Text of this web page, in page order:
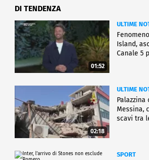
DI TENDENZA
01:52
ULTIME
Island,
Canale 5
02:18
ULTIME
Palazzina
Messina,
scavi tra
SPORT